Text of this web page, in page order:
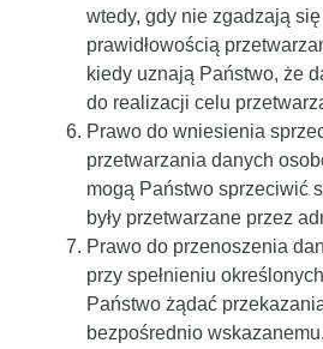
wtedy, gdy nie zgadzają
prawidłowością
kiedy uznają Państwo, że
do realizacji celu
Prawo do wniesienia
przetwarzania danych
mogą Państwo sprzeciwić
były przetwarzane przez
Prawo do przenoszenia
przy spełnieniu
Państwo żądać
bezpośrednio